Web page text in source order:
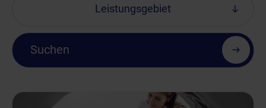
Suchen
Leistungsgebiet